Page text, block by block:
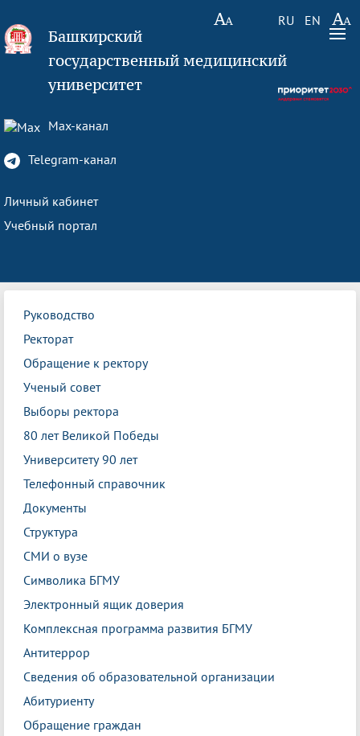
RU EN
Башкирский
государственный медицинский
университет
Max-канал
Telegram-канал
Личный кабинет
Учебный портал
Руководство
Ректорат
Обращение к ректору
Ученый совет
Выборы ректора
80 лет Великой Победы
Университету 90 лет
Телефонный справочник
Документы
Структура
СМИ о вузе
Символика БГМУ
Электронный ящик доверия
Комплексная программа развития БГМУ
Антитеррор
Сведения об образовательной организации
Абитуриенту
Обращение граждан